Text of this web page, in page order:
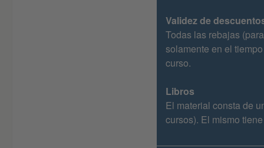
Validez de
Todas las rebajas
solamente en el
curso.
Libros
El material consta de
cursos). El mismo